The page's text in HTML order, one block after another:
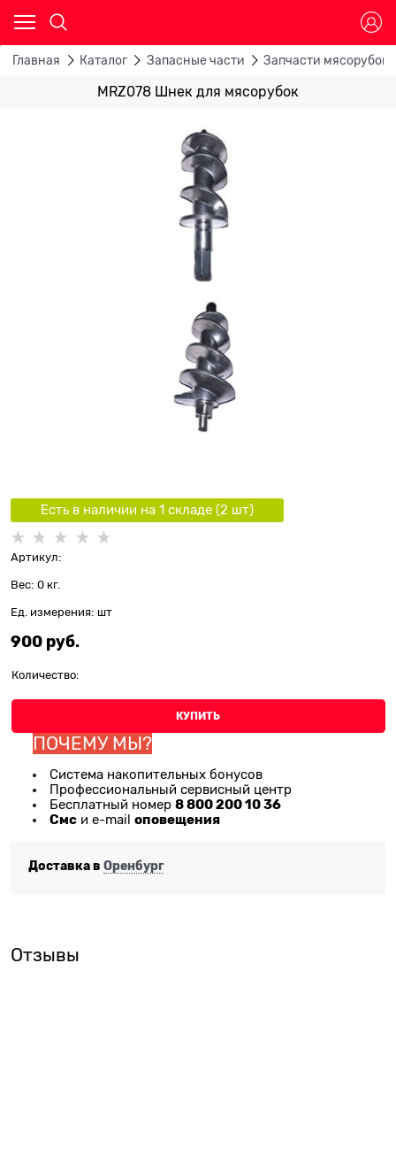
Главная Каталог Запасные части Запчасти мясорубок
MRZ078 Шнек для мясорубок
Есть в наличии на 1 складe (2 шт)
Артикул:
Вес: 0 кг.
Ед. измерения: шт
900 руб.
Количество:
КУПИТЬ
ПОЧЕМУ МЫ?
Система накопительных бонусов
Профессиональный сервисный центр
Бесплатный номер 8 800 200 10 36
Смс и e-mail оповещения
Доставка в Оренбург
Отзывы